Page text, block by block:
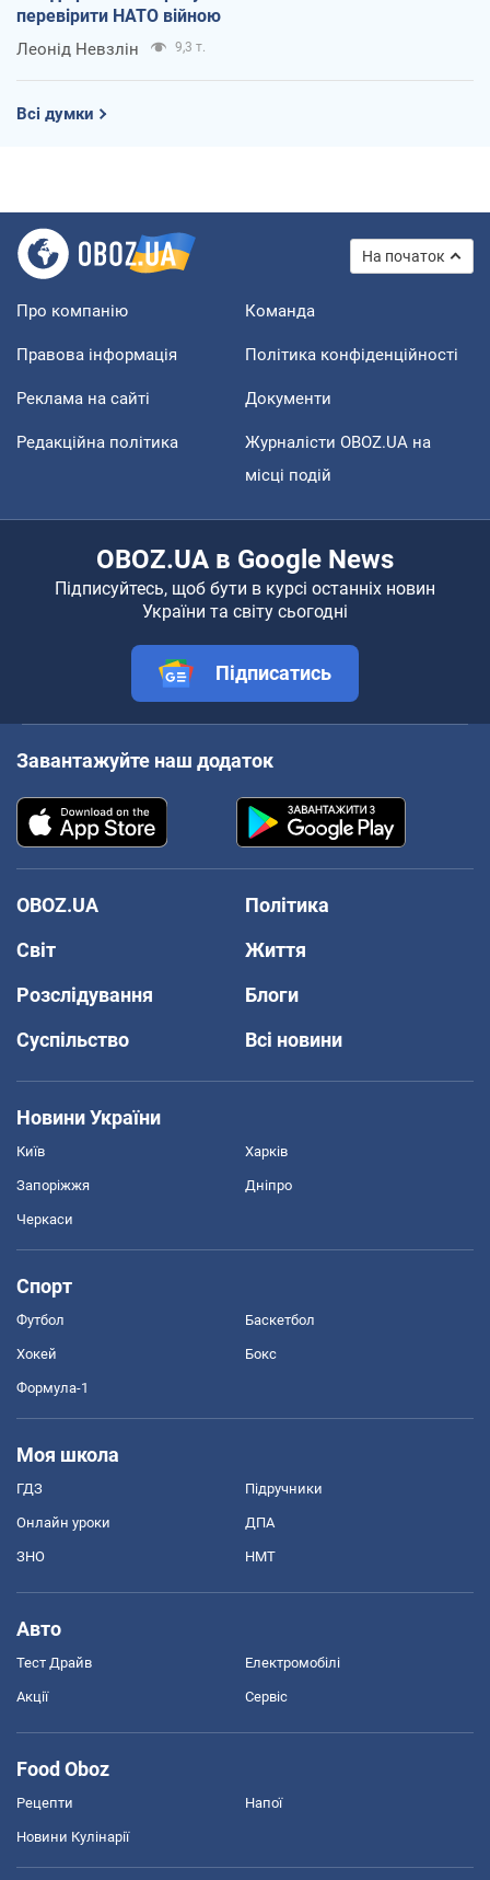
перевірити НАТО війною
Леонід Невзлін 9,3 т.
Всі думки
На початок
Про компанію Команда
Правова інформація Політика конфіденційності
Реклама на сайті Документи
Редакційна політика
Журналісти OBOZ.UA на
місці подій
OBOZ.UA в Google News
Підписуйтесь, щоб бути в курсі останніх новин
України та світу сьогодні
Підписатись
Завантажуйте наш додаток
OBOZ.UA
Політика
Світ
Життя
Розслідування
Блоги
Суспільство
Всі новини
Новини України
Київ Харків
Запоріжжя Дніпро
Черкаси
Спорт
Футбол Баскетбол
Хокей Бокс
Формула-1
Моя школа
ГДЗ Підручники
Онлайн уроки ДПА
ЗНО НМТ
Авто
Тест Драйв Електромобілі
Акції Сервіс
Food Oboz
Рецепти Напої
Новини Кулінарії